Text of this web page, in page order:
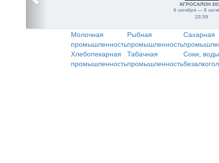
АГРОСАЛОН
6 октября — 9
23:59
Молочная
промышленность
Рыбная
промышленность
Сахарная
Хлебопекарная
промышленность
Табачная
промышленность
Соки,